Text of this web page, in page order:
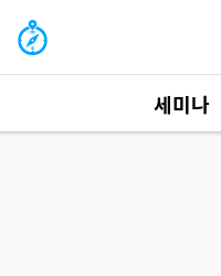
세미나